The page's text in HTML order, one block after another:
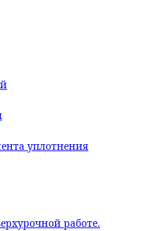
уплотнения
работе.